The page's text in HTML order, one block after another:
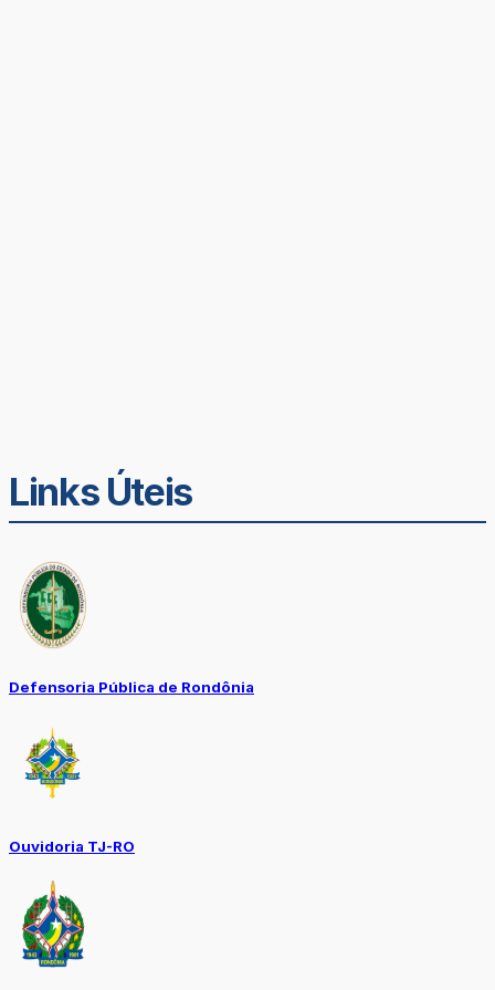
Links Úteis
Defensoria Pública de Rondônia
Ouvidoria TJ-RO